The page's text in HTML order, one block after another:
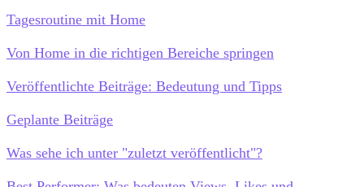
Tagesroutine mit Home
Von Home in die richtigen Bereiche springen
Veröffentlichte Beiträge: Bedeutung und Tipps
Geplante Beiträge
Was sehe ich unter "zuletzt veröffentlicht"?